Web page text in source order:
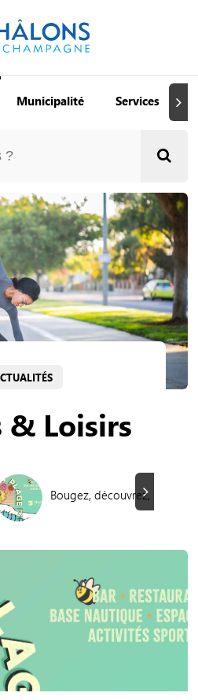
Municipalité Services
& Loisirs
Bougez, découvrez, profitez
Suivant